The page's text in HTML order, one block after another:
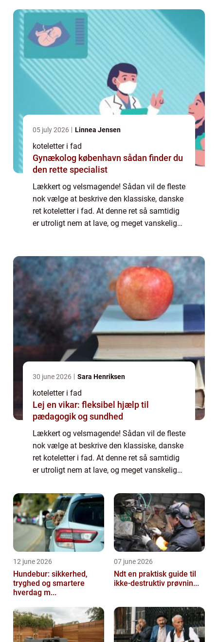
05 july 2026 Linnea Jensen
koteletter i fad
Gynækolog københavn sådan finder du
den rette specialist
Lækkert og velsmagende! Sådan vil de fleste
nok vælge at beskrive den klassiske, danske
ret koteletter i fad. At denne ret så samtidig
er utroligt nem at lave, og meget vanskelig
30 june 2026 Sara Henriksen
koteletter i fad
Lej en vikar: fleksibel hjælp til
pædagogik og sundhed
Lækkert og velsmagende! Sådan vil de fleste
nok vælge at beskrive den klassiske, danske
ret koteletter i fad. At denne ret så samtidig
er utroligt nem at lave, og meget vanskelig
12 june 2026
Hundebur: sikkerhed,
tryghed og smartere
hverdag m...
07 june 2026
Ndt en praktisk guide til
ikke-destruktiv prøvnin...